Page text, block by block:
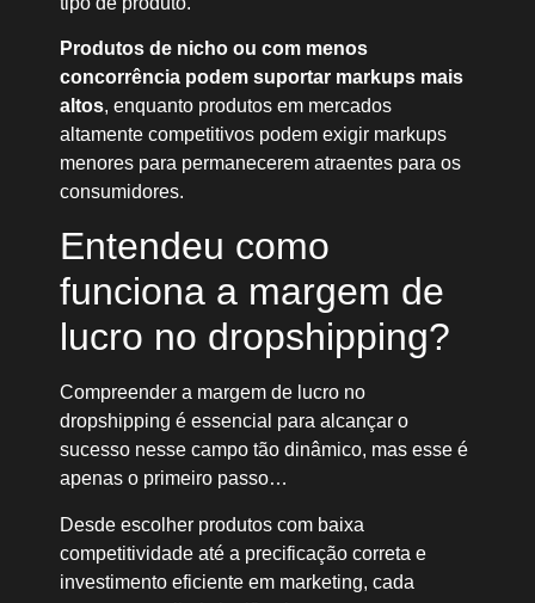
Produtos de nicho ou com menos
concorrência podem suportar markups mais
altos, enquanto produtos em mercados
altamente competitivos podem exigir markups
menores para permanecerem atraentes para os
consumidores.
Entendeu como
funciona a margem de
lucro no dropshipping?
Compreender a margem de lucro no
dropshipping é essencial para alcançar o
sucesso nesse campo tão dinâmico, mas esse é
apenas o primeiro passo…
Desde escolher produtos com baixa
competitividade até a precificação correta e
investimento eficiente em marketing, cada